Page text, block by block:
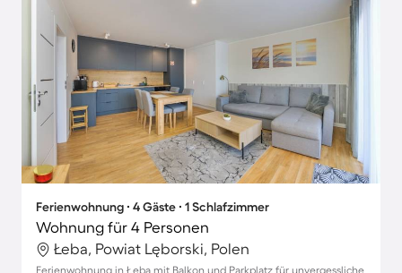
Ferienwohnung ∙ 4 Gäste ∙ 1 Schlafzimmer
Wohnung für 4 Personen
Łeba, Powiat Lęborski, Polen
Ferienwohnung in Łeba mit Balkon und Parkplatz für unvergessliche